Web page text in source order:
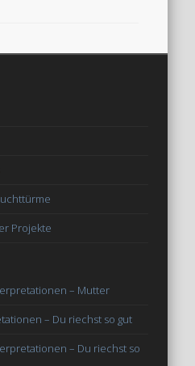
Projekte
– Mutter
– Du riechst so gut
– Du riechst so